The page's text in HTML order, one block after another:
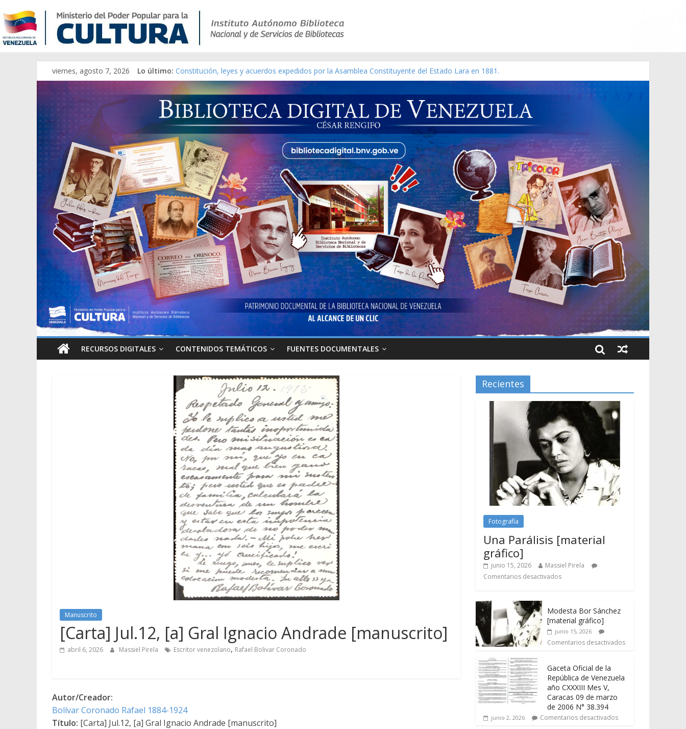
viernes, agosto 7, 2026 Lo último: Constitución, leyes y acuerdos expedidos por la Asamblea Constituyente del Estado Lara en 1881.
Una Parálisis [material gráfico]
Modesta Bor Sánchez [material gráfico]
Gaceta Oficial de la República de Venezuela año CXXXIII Mes V, Caracas 09 de marzo de 2006 N° 38.394
Catálogo temático de obras de Modesta Bor
RECURSOS DIGITALES CONTENIDOS TEMÁTICOS FUENTES DOCUMENTALES
Manuscrito
[Carta] Jul.12, [a] Gral Ignacio Andrade [manuscrito]
abril 6, 2026 Massiel Pirela Escritor venezolano, Rafael Bolivar Coronado
Autor/Creador:
Bolívar Coronado Rafael 1884-1924
Título: [Carta] Jul.12, [a] Gral Ignacio Andrade [manuscrito]
Recientes
Fotografía
Una Parálisis [material
gráfico]
junio 15, 2026
Massiel Pirela
Comentarios desactivados
Modesta Bor Sánchez
[material gráfico]
junio 15, 2026
Comentarios desactivados
Gaceta Oficial de la
República de Venezuela
año CXXXIII Mes V,
Caracas 09 de marzo
de 2006 N° 38.394
junio 2, 2026 Comentarios desactivados